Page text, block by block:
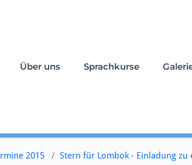
Über uns Sprachkurse
2015 / Stern für Lombok - Einladung zu